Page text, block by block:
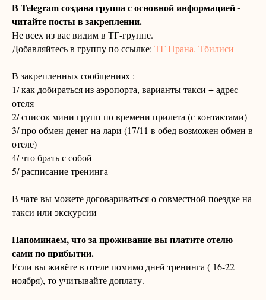
В Telegram создана группа с основной информацией -
читайте посты в закреплении.
Не всех из вас видим в ТГ-группе.
Добавляйтесь в группу по ссылке: ТГ Прана. Тбилиси
В закрепленных сообщениях :
1/ как добираться из аэропорта, варианты такси + адрес
отеля
2/ список мини групп по времени прилета (с контактами)
3/ про обмен денег на лари (17/11 в обед возможен обмен в
отеле)
4/ что брать с собой
5/ расписание тренинга
В чате вы можете договариваться о совместной поездке на
такси или экскурсии
Напоминаем, что за проживание вы платите отелю
сами по прибытии.
Если вы живёте в отеле помимо дней тренинга ( 16-22
ноября), то учитывайте доплату.